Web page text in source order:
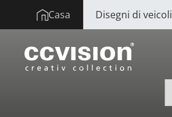
Casa Disegni di veicoli